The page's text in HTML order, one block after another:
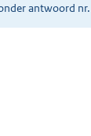
antwoord